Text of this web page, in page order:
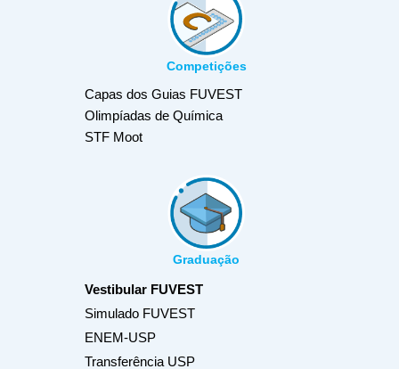
Competições
Capas dos Guias FUVEST
Olimpíadas de Química
STF Moot
Graduação
Vestibular FUVEST
Simulado FUVEST
ENEM-USP
Transferência USP